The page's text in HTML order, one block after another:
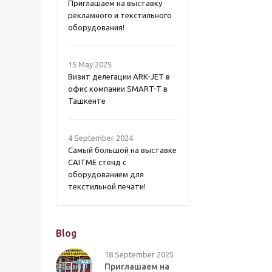
Приглашаем на выставку
рекламного и текстильного
оборудования!
15 May 2025
Визит делегации ARK-JET в
офис компании SMART-T в
Ташкенте
4 September 2024
Самый большой на выставке
CAITME стенд с
оборудованием для
текстильной печати!
Blog
18 September 2025
Приглашаем на